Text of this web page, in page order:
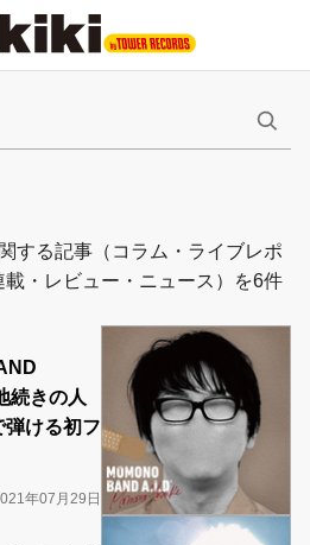
する記事（コラム・ライブレポ
・レビュー・ニュース）を6件
続きの人
弾ける初フ
年07月29日